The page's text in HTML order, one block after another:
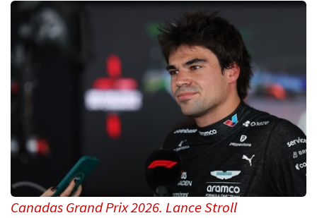
Canadas Grand Prix 2026. Lance Stroll